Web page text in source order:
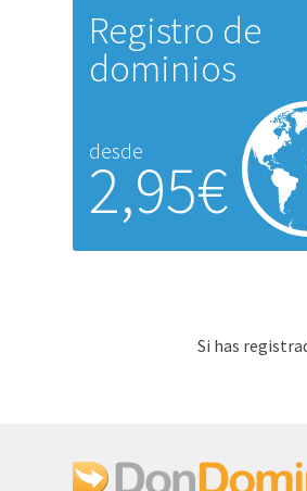
Registro de
dominios
desde
2,95€
Si has